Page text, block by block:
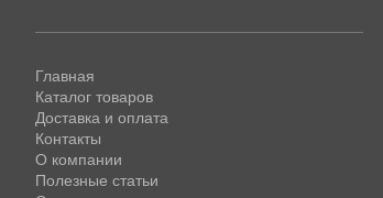
Главная
Каталог товаров
Доставка и оплата
Контакты
О компании
Полезные статьи